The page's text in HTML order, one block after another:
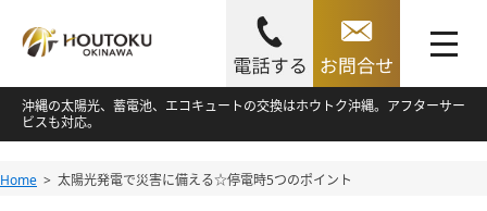
toggle
navigation
Skip
to
content
沖縄の太陽光、蓄電池、エコキュートの交換はホウトク沖縄。アフターサー
ビスも対応。
Skip
Home 太陽光発電で災害に備える☆停電時5つのポイント